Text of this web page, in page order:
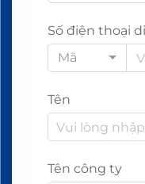
Số điện thoại
Mã
Tên
Tên công ty